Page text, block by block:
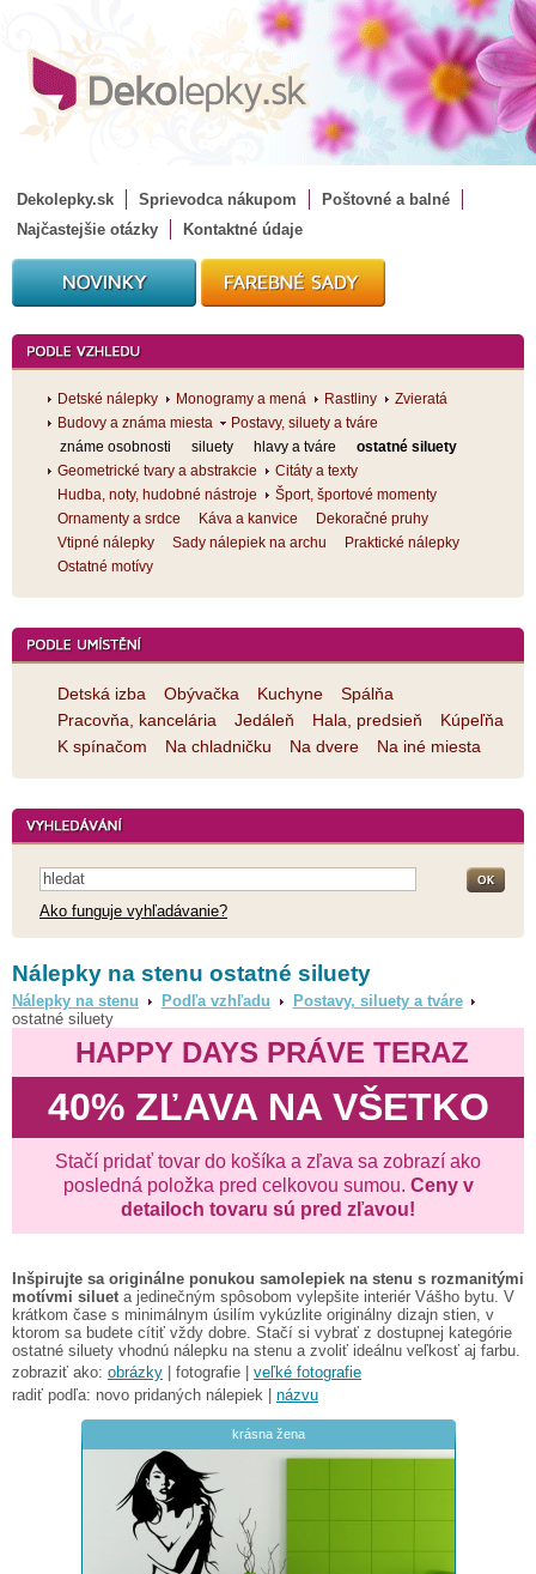
Dekolepky.sk Sprievodca nákupom
Poštovné a balné
Najčastejšie otázky
Kontaktné údaje
Detské nálepky Monogramy a mená Rastliny
Zvieratá
Budovy a známa miesta
Postavy, siluety a tváre
známe osobnosti
siluety hlavy a tváre
ostatné siluety
Geometrické tvary a abstrakcie
Citáty a texty
Hudba, noty, hudobné nástroje
Šport, športové momenty
Ornamenty a srdce
Káva a kanvice
Dekoračné pruhy
Vtipné nálepky
Sady nálepiek na archu
Praktické nálepky
Ostatné motívy
Detská izba Obývačka Kuchyne
Spálňa
Pracovňa, kancelária
Jedáleň Hala, predsieň
Kúpeľňa
K spínačom
Na chladničku Na dvere Na iné miesta
Ako funguje vyhľadávanie?
Nálepky na stenu ostatné siluety
Nálepky na stenu Podľa vzhľadu
Postavy, siluety a tváre
ostatné siluety
HAPPY DAYS PRÁVE TERAZ
40% ZĽAVA NA VŠETKO
Stačí pridať tovar do košíka a zľava sa zobrazí ako
posledná položka pred celkovou sumou. Ceny v
detailoch tovaru sú pred zľavou!
Inšpirujte sa originálne ponukou samolepiek na stenu s rozmanitými
motívmi silueta jedinečným spôsobom vylepšite interiér Vášho bytu. V
krátkom čase s minimálnym úsilím vykúzlite originálny dizajn stien, v
ktorom sa budete cítiť vždy dobre. Stačí si vybrať z dostupnej kategórie
ostatné siluety vhodnú nálepku na stenu a zvoliť ideálnu veľkosť aj farbu.
zobraziť ako: obrázky | fotografie | veľké fotografie
radiť podľa: novo pridaných nálepiek | názvu
krásna žena